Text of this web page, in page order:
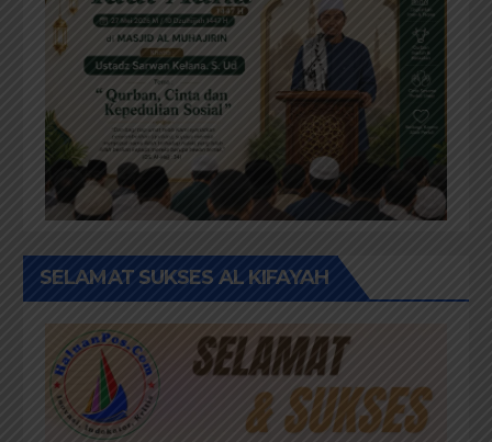
SELAMAT SUKSES AL KIFAYAH